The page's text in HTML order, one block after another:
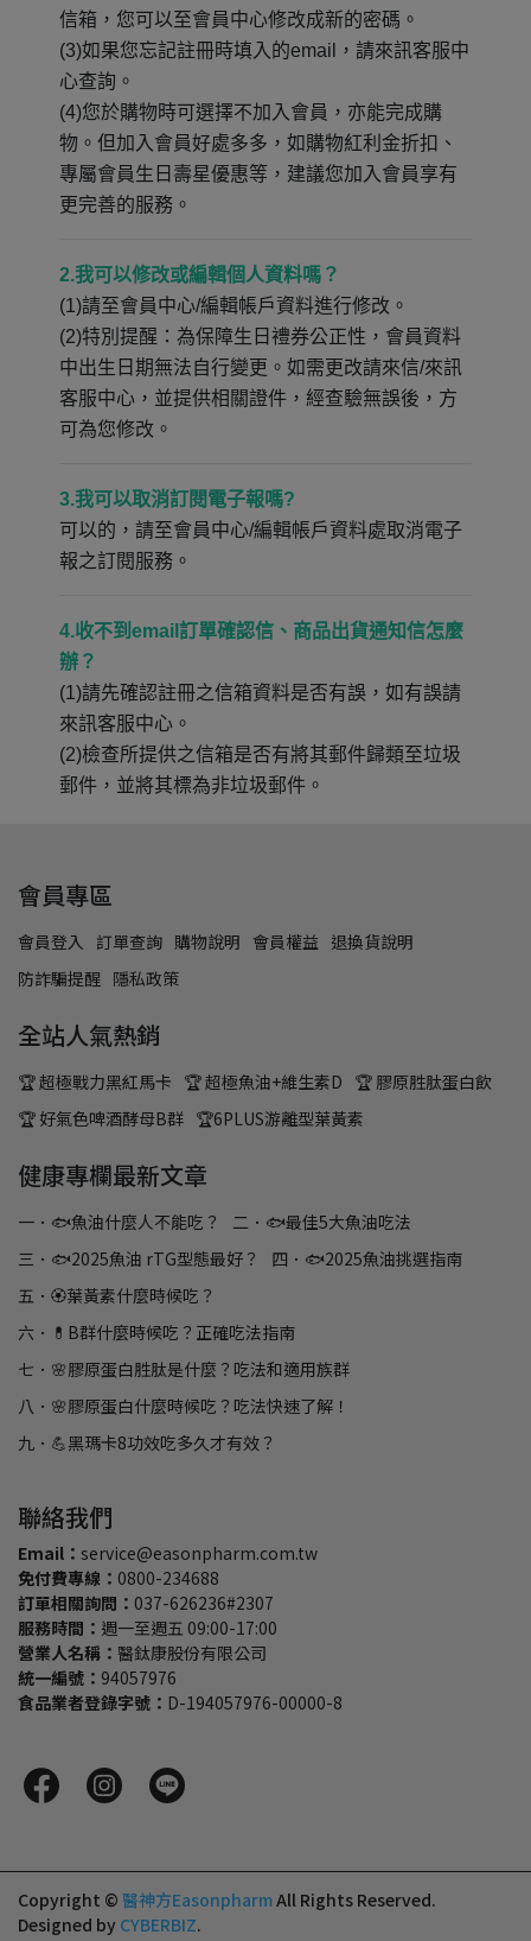
信箱，您可以至會員中心修改成新的密碼。
(3)如果您忘記註冊時填入的email，請來訊客服中
心查詢。
(4)您於購物時可選擇不加入會員，亦能完成購
物。但加入會員好處多多，如購物紅利金折扣、
專屬會員生日壽星優惠等，建議您加入會員享有
更完善的服務。
2.我可以修改或編輯個人資料嗎？
(1)請至會員中心/編輯帳戶資料進行修改。
(2)特別提醒：為保障生日禮券公正性，會員資料
中出生日期無法自行變更。如需更改請來信/來訊
客服中心，並提供相關證件，經查驗無誤後，方
可為您修改。
3.我可以取消訂閱電子報嗎?
可以的，請至會員中心/編輯帳戶資料處取消電子
報之訂閱服務。
4.收不到email訂單確認信、商品出貨通知信怎麼
辦？
(1)請先確認註冊之信箱資料是否有誤，如有誤請
來訊客服中心。
(2)檢查所提供之信箱是否有將其郵件歸類至垃圾
郵件，並將其標為非垃圾郵件。
會員專區
會員登入 訂單查詢 購物說明 會員權益 退換貨說明
防詐騙提醒 隱私政策
全站人氣熱銷
🏆 超極戰力黑紅馬卡 🏆 超極魚油+維生素D 🏆 膠原胜肽蛋白飲
🏆 好氣色啤酒酵母B群 🏆6PLUS游離型葉黃素
健康專欄最新文章
一．🐟魚油什麼人不能吃？
二．🐟最佳5大魚油吃法
三．🐟2025魚油 rTG型態最好？
四．🐟2025魚油挑選指南
五．🏵️葉黃素什麼時候吃？
六．💊B群什麼時候吃？正確吃法指南
七．🌸膠原蛋白胜肽是什麼？吃法和適用族群
八．🌸膠原蛋白什麼時候吃？吃法快速了解！
九．💪黑瑪卡8功效吃多久才有效？
聯絡我們
Email： service@easonpharm.com.tw
免付費專線： 0800-234688
訂單相關詢問： 037-626236#2307
服務時間： 週一至週五 09:00-17:00
營業人名稱： 醫鈦康股份有限公司
統一編號： 94057976
食品業者登錄字號： D-194057976-00000-8
Copyright © 醫神方EasonpharmAll Rights Reserved.
Designed by CYBERBIZ.